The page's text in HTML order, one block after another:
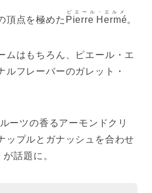
頂点を極めた Pierre Hermé
ピエール・エルメ
。
ムはもちろん、ピエール・エ
ルフレーバーのガレット・
ーツの香るアーモンドクリ
ップルとガナッシュを合わせ
が話題に。